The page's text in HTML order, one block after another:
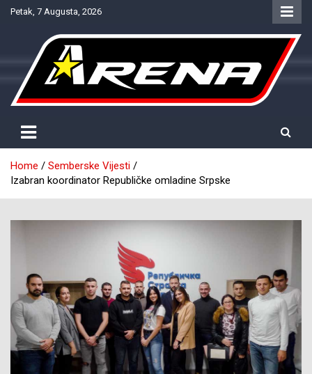
SkipPetak, 7 Augusta, 2026
NTV Arena
Home
Semberske Vijesti
Izabran koordinator Republičke omladine Srpske